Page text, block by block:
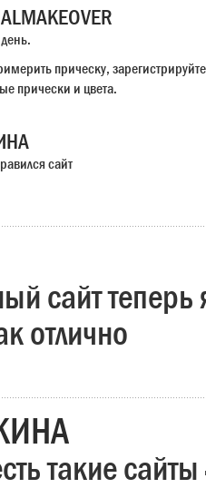
прическу,
прически и цвета.
сайт
сайт теперь
отлично
такие сайты